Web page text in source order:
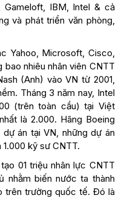
Gameloft, IBM, Intel & cả
và phát triển văn phòng,
Yahoo, Microsoft, Cisco,
nhiêu nhân viên CNTT
(Anh) vào VN từ 2001,
Tháng 3 năm nay, Intel
(trên toàn cầu) tại Việt
là 2.000. Hãng Boeing
án tại VN, những dự án
kỹ sư CNTT.
01 triệu nhân lực CNTT
nhằm biến nước ta thành
trên trường quốc tế. Đó là